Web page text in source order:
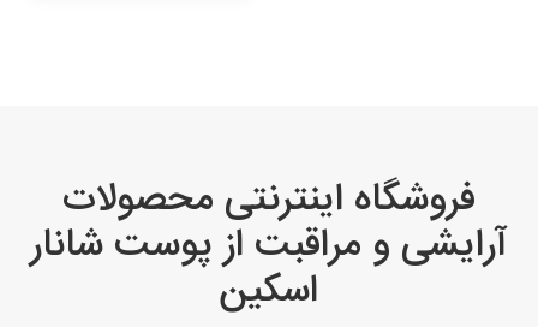
فروشگاه اینترنتی محصولات
آرایشی و مراقبت از پوست شانار
اسکین